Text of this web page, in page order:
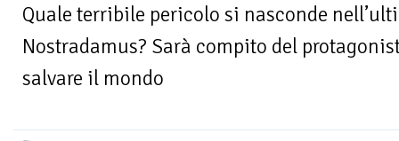
Quale terribile pericolo si nasconde
Nostradamus? Sarà compito del
salvare il mondo